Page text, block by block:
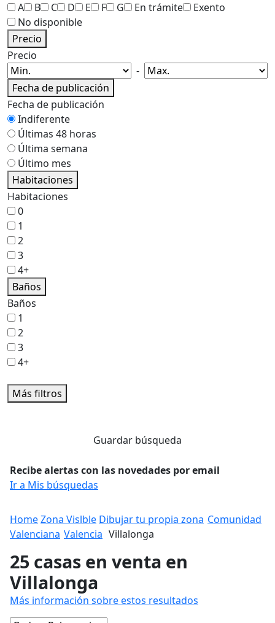
A
B C D E F G En trámite
Exento
No disponible
Precio
Precio
-
Fecha de publicación
Fecha de publicación
Indiferente
Últimas 48 horas
Última semana
Último mes
Habitaciones
Habitaciones
0
1
2
3
4+
Baños
Baños
1
2
3
4+
Más filtros
Guardar búsqueda
Recibe alertas con las novedades por email
Ir a Mis búsquedas
HomeZona Vislble Dibujar tu propia zona Comunidad
Valenciana Valencia Villalonga
25 casas en venta en
Villalonga
Más información sobre estos resultados